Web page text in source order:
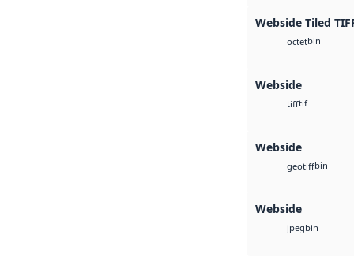
Webside Tiled
octetbin
Webside
tifftif
Webside
geotiffbin
Webside
jpegbin